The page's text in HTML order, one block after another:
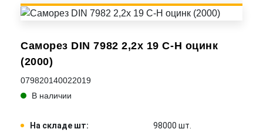
Саморез DIN 7982 2,2x 19 C-H оцинк
(2000)
079820140022019
В наличии
На складе шт:
98000 шт.